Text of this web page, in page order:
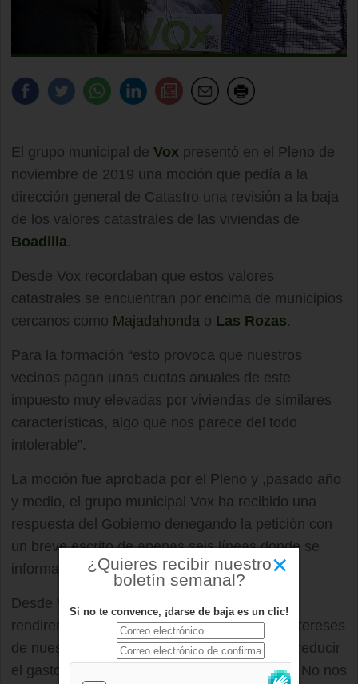
El grupo municipal de Vox presentó en el Pleno de
noviembre de 2019 una moción que pedía a la
dirección general de Catastro una revisión a la baja
de los valores catastrales de las viviendas de
Boadilla.
Desde Vox recordaban que estos valores
catastrales se encuentran por encima de municipios
cercanos como Majadahonda o Las Rozas.
Para la formación “esto provoca que nuestros
vecinos pagan unas cuotas anuales de este
impuesto muy elevadas por viviendas de similares
características, algo que nos parece del todo
intolerable”.
La moción fue aprobada por el Pleno y ,pasado año
y medio, el grupo municipal Vox ha recibido una
respuesta del Gobierno denegando la petición con
un breve escrito de apenas seis líneas donde se
informa de que “no toca”.
Desde Vox Boadilla aseguran que “no nos
rendiremos y seguiremos peleando por los intereses
de nuestros vecinos, para bajar impuestos y reducir
el gasto superfluo de nuestra administración. No nos
×
¿Quieres recibir nuestro
boletín semanal?
Si no te convence, ¡darse de baja es un clic!